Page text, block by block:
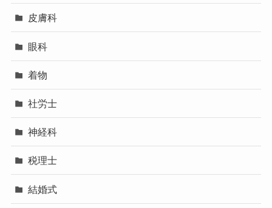
皮膚科
眼科
着物
社労士
神経科
税理士
結婚式